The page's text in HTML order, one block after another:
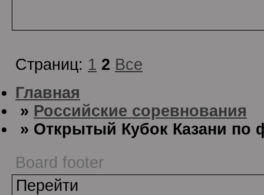
Страниц: 1 2 Все
Главная
» Российские соревнования
» Открытый Кубок Казани по
Board footer
Перейти